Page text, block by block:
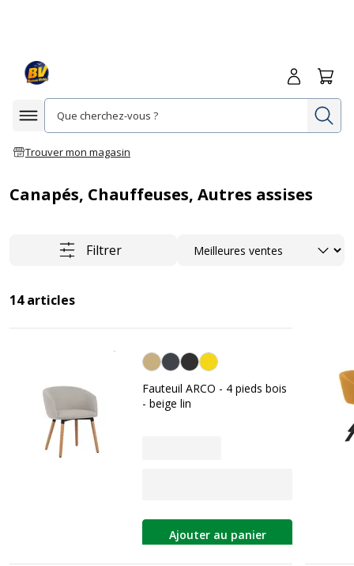
Afficher la navigation
Trouver mon magasin
Me
Canapés, Chauffeuses, Autres assises
Filtrer Trier
14 articles
Beige
Fauteuil ARCO - 4 pieds bois
- beige lin
Ajouter au panier